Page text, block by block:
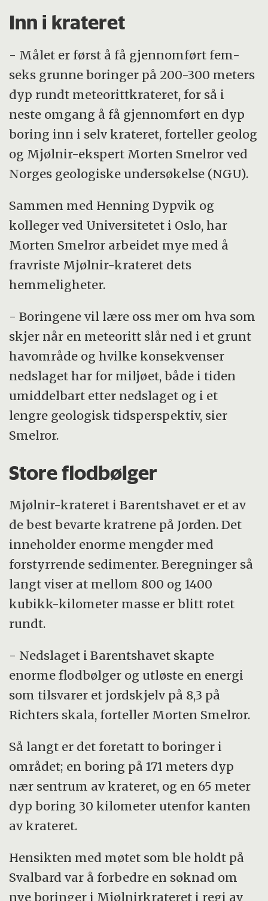
Inn i krateret
- Målet er først å få gjennomført fem-
seks grunne boringer på 200-300 meters
dyp rundt meteorittkrateret, for så i
neste omgang å få gjennomført en dyp
boring inn i selv krateret, forteller geolog
og Mjølnir-ekspert Morten Smelror ved
Norges geologiske undersøkelse (NGU).
Sammen med Henning Dypvik og
kolleger ved Universitetet i Oslo, har
Morten Smelror arbeidet mye med å
fravriste Mjølnir-krateret dets
hemmeligheter.
- Boringene vil lære oss mer om hva som
skjer når en meteoritt slår ned i et grunt
havområde og hvilke konsekvenser
nedslaget har for miljøet, både i tiden
umiddelbart etter nedslaget og i et
lengre geologisk tidsperspektiv, sier
Smelror.
Store flodbølger
Mjølnir-krateret i Barentshavet er et av
de best bevarte kratrene på Jorden. Det
inneholder enorme mengder med
forstyrrende sedimenter. Beregninger så
langt viser at mellom 800 og 1400
kubikk-kilometer masse er blitt rotet
rundt.
- Nedslaget i Barentshavet skapte
enorme flodbølger og utløste en energi
som tilsvarer et jordskjelv på 8,3 på
Richters skala, forteller Morten Smelror.
Så langt er det foretatt to boringer i
området; en boring på 171 meters dyp
nær sentrum av krateret, og en 65 meter
dyp boring 30 kilometer utenfor kanten
av krateret.
Hensikten med møtet som ble holdt på
Svalbard var å forbedre en søknad om
nye boringer i Mjølnirkrateret i regi av